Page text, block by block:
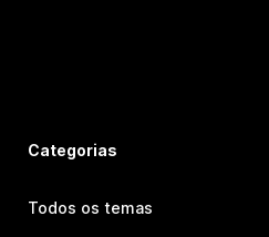
Categorias
Todos os temas